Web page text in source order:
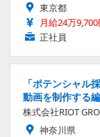
東京都
月給24万
正社員
「ポテンシャル
動画を制作する
株式会社RIOT
神奈川県